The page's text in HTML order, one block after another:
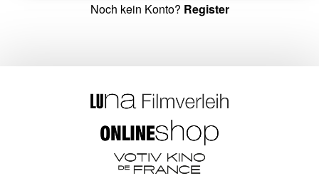
Noch kein Konto? Register